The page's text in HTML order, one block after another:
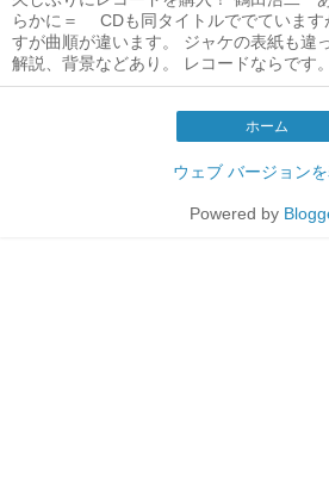
らかに＝ CDも同タイトルででています
すが曲順が違います。 ジャケの表紙も違
解説、背景などあり。 レコードならです
ホーム
ウェブ バージョン
Powered by